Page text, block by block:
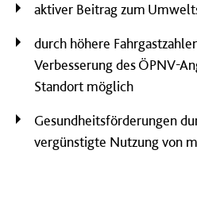
aktiver Beitrag zum
durch höhere
Verbesserung des ÖPNV-
Standort möglich
Gesundheitsförderungen
vergünstigte Nutzung von